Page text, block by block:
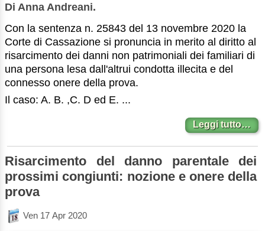
Di Anna Andreani.
Con la sentenza n. 25843 del 13 novembre 2020 la
Corte di Cassazione si pronuncia in merito al diritto al
risarcimento dei danni non patrimoniali dei familiari di
una persona lesa dall'altrui condotta illecita e del
connesso onere della prova.
Il caso: A. B. ,C. D ed E. ...
Leggi tutto…
Risarcimento del danno parentale dei
prossimi congiunti: nozione e onere della
prova
Ven 17 Apr 2020